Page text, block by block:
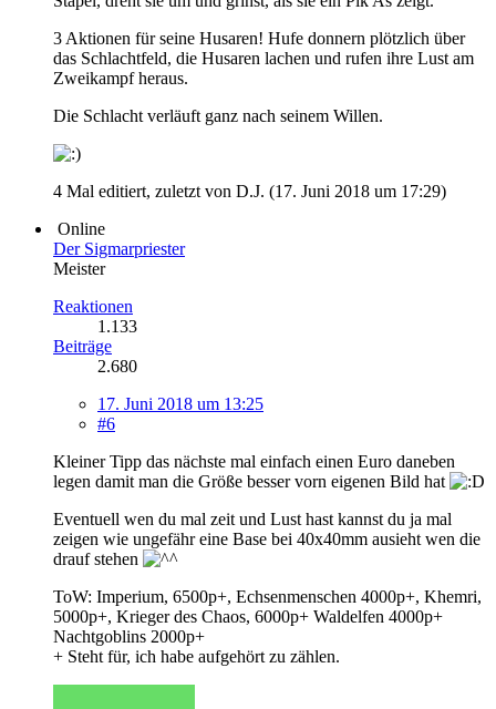
3 Aktionen für seine Husaren! Hufe donnern plötzlich über
das Schlachtfeld, die Husaren lachen und rufen ihre Lust am
Zweikampf heraus.
Die Schlacht verläuft ganz nach seinem Willen.
4 Mal editiert, zuletzt von D.J. (17. Juni 2018 um 17:29)
Online
Der Sigmarpriester
Meister
Reaktionen
1.133
Beiträge
2.680
17. Juni 2018 um 13:25
#6
Kleiner Tipp das nächste mal einfach einen Euro daneben
legen damit man die Größe besser vorn eigenen Bild hat
Eventuell wen du mal zeit und Lust hast kannst du ja mal
zeigen wie ungefähr eine Base bei 40x40mm ausieht wen die
drauf stehen
ToW: Imperium, 6500p+, Echsenmenschen 4000p+, Khemri,
5000p+, Krieger des Chaos, 6000p+ Waldelfen 4000p+
Nachtgoblins 2000p+
+ Steht für, ich habe aufgehört zu zählen.